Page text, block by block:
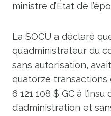
ministre d’État de
La SOCU a déclaré
qu’administrateur du
sans autorisation,
quatorze transactions
6 121 108 $ GC à
d’administration et